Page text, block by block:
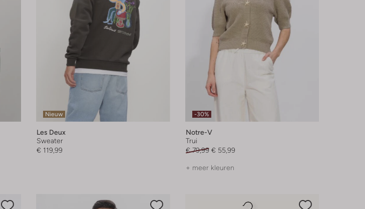
Nieuw
Les Deux
Sweater
€ 119,99
-30%
Notre-V
Trui
€ 79,99 € 55,99
+ meer kleuren